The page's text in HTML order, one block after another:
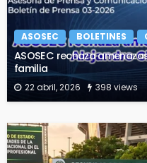
ASOSEC BOLETINES
ASOSEC rechaza
familia
22 abril, 2026 398 views